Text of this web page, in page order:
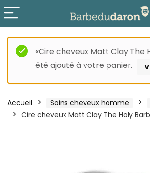
«Cire cheveux Matt Clay The
été ajouté à votre panier.
Accueil Soins cheveux homme
Cire cheveux Matt Clay The Holy